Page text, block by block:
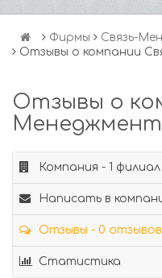
Фирмы
Связь-
Отзывы о компании
Отзывы о
Компания - 1 филиал
Написать в
Отзывы - 0 отзывов
Статистика